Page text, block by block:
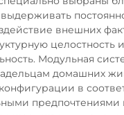
внешних
целостность
Модульная
домашних
в
предпочтениями